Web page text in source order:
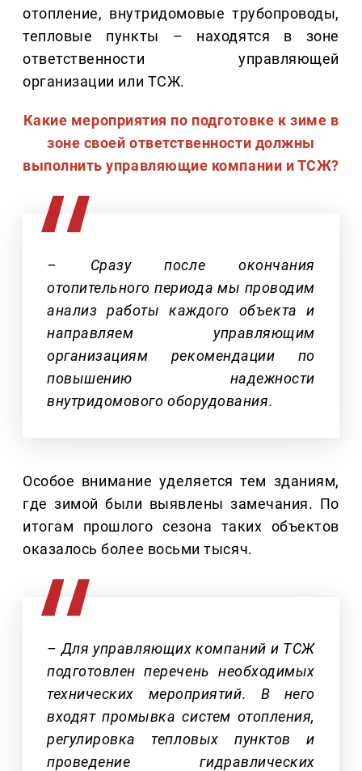
отопление, внутридомовые трубопроводы,
тепловые пункты – находятся в зоне
ответственности управляющей
организации или ТСЖ.
Какие мероприятия по подготовке к зиме в
зоне своей ответственности должны
выполнить управляющие компании и ТСЖ?
– Сразу после окончания
отопительного периода мы проводим
анализ работы каждого объекта и
направляем управляющим
организациям рекомендации по
повышению надежности
внутридомового оборудования.
Особое внимание уделяется тем зданиям,
где зимой были выявлены замечания. По
итогам прошлого сезона таких объектов
оказалось более восьми тысяч.
– Для управляющих компаний и ТСЖ
подготовлен перечень необходимых
технических мероприятий. В него
входят промывка систем отопления,
регулировка тепловых пунктов и
проведение гидравлических